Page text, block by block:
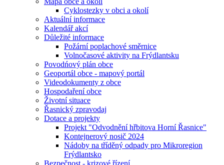
Cyklostezky v obci a okolí
Aktuální informace
Kalendář akcí
Důležité informace
Požární poplachové směrnice
Volnočasové aktivity na Frýdlantsku
Povodńový plán obce
Geoportál obce - mapový portál
Videodokumenty z obce
Hospodaření obce
Životní situace
Řasnický zpravodaj
Dotace a projekty
Projekt "Odvodnění hřbitova Horní Řasnice"
Kontejnerový nosič 2024
Nádoby na tříděný odpady pro Mikroregion
Frýdlantsko
Bezpečnost - krizové řízení